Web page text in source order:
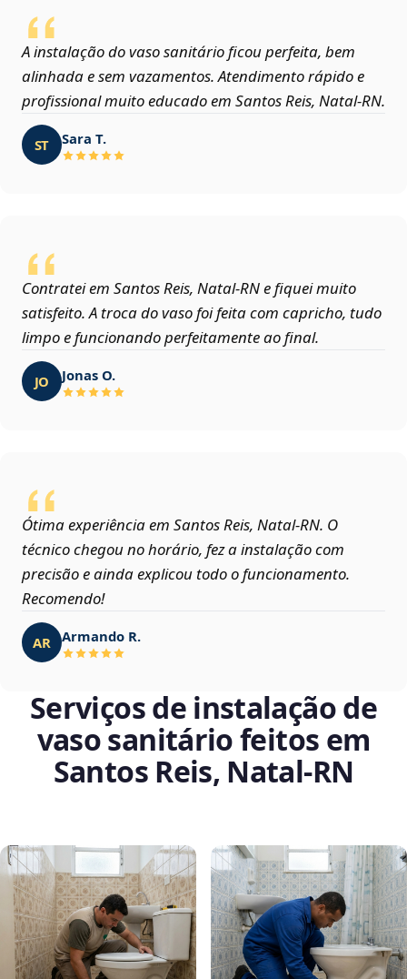
A instalação do vaso sanitário ficou perfeita, bem
alinhada e sem vazamentos. Atendimento rápido e
profissional muito educado em Santos Reis, Natal‑RN.
ST Sara T.
Contratei em Santos Reis, Natal‑RN e fiquei muito
satisfeito. A troca do vaso foi feita com capricho, tudo
limpo e funcionando perfeitamente ao final.
JO Jonas O.
Ótima experiência em Santos Reis, Natal‑RN. O
técnico chegou no horário, fez a instalação com
precisão e ainda explicou todo o funcionamento.
Recomendo!
AR Armando R.
Serviços de instalação de
vaso sanitário feitos em
Santos Reis, Natal‑RN